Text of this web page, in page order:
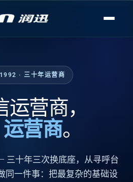
· 三十年运营商
营商，
营商。
十年三次换底座，从寻呼台
同一件事：把最复杂的基础设